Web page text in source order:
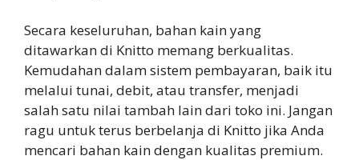
Secara keseluruhan, bahan kain yang
ditawarkan di Knitto memang berkualitas.
Kemudahan dalam sistem pembayaran, baik itu
melalui tunai, debit, atau transfer, menjadi
salah satu nilai tambah lain dari toko ini. Jangan
ragu untuk terus berbelanja di Knitto jika Anda
mencari bahan kain dengan kualitas premium.